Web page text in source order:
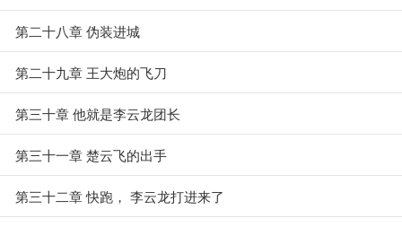
第二十八章 伪装进城
第二十九章 王大炮的飞刀
第三十章 他就是李云龙团长
第三十一章 楚云飞的出手
第三十二章 快跑， 李云龙打进来了